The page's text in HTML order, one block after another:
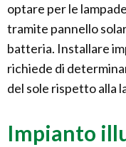
optare per le
tramite pannello
batteria. Installare
richiede di
del sole rispetto alla
Impianto